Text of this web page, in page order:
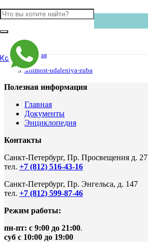
КонтактыГлавная
stoimost-udaleniya-zuba
Полезная информация
Главная
Документы
Энциклопедия
Контакты
Санкт-Петербург, Пр. Просвещения д. 27
тел. +7 (812) 516-43-16
Санкт-Петербург, Пр. Энгельса, д. 147
тел. +7 (812) 599-87-46
Режим работы:
пн-пт: с 9:00 до 21:00.
суб с 10:00 до 19:00